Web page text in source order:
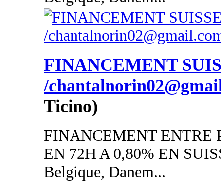
FINANCEMENT
/
Ticino)
FINANCEMENT ENTRE
EN 72H A 0,80% EN
Belgique, Danem...